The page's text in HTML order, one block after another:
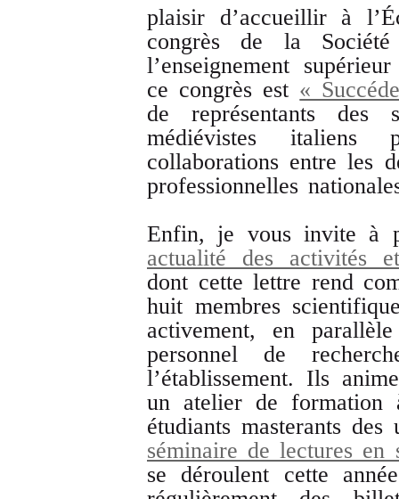
plaisir d’accueillir à
congrès de la
l’enseignement
ce congrès est «
de représentants des
médiévistes italiens
collaborations entre les
professionnelles
Enfin, je vous invite à
actualité des activités
dont cette lettre rend
huit membres
activement, en
personnel de
l’établissement. Ils
un atelier de formation
étudiants masterants
séminaire de lectures en
se déroulent cette